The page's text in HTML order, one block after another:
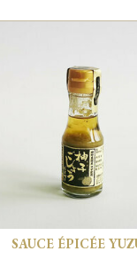
SAUCE ÉPICÉE